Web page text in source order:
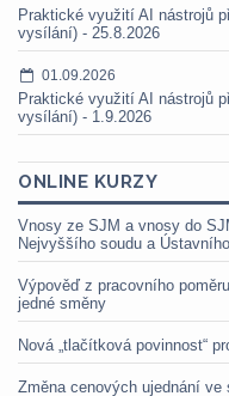
Praktické využití AI nástrojů
vysílání) - 25.8.2026
01.09.2026
Praktické využití AI nástrojů
vysílání) - 1.9.2026
ONLINE KURZY
Vnosy ze SJM a vnosy do
Nejvyššího soudu a
Výpověď z pracovního
jedné směny
Nová „tlačítková povinnost“
Změna cenových ujednání ve